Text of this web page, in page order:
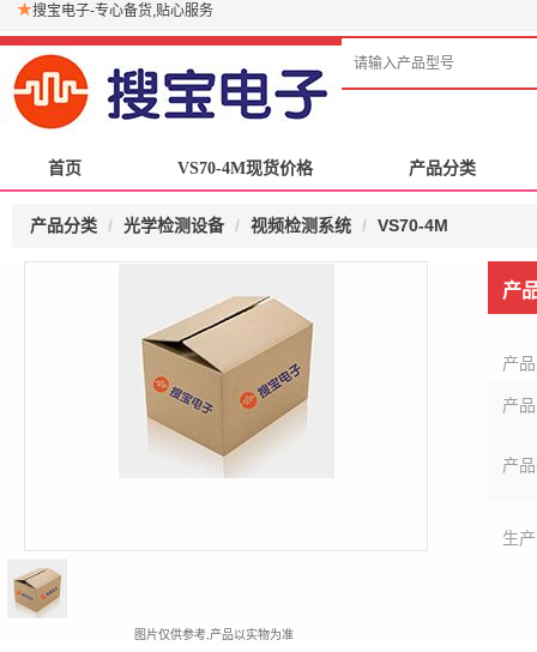
搜宝电子-专心备货,贴心服务
首页
首页 VS70-4M现货价格
VS70-4M现货价格 产品分类
产品分类
产品分类 光学检测设备 视频检测系统 VS70-4M
图片仅供参考,产品以实物为准
产
产
产
产
生